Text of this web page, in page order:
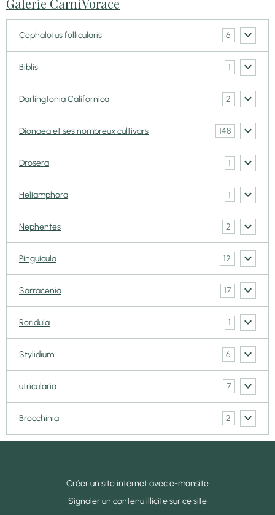
Galerie CarniVorace
Cephalotus follicularis 6
Biblis 1
Darlingtonia Californica 2
Dionaea et ses nombreux cultivars 148
Drosera 1
Heliamphora 1
Nephentes 2
Pinguicula 12
Sarracenia 17
Roridula 1
Stylidium 6
utricularia 7
Brocchinia 2
Créer un site internet avec e-monsite
Signaler un contenu illicite sur ce site